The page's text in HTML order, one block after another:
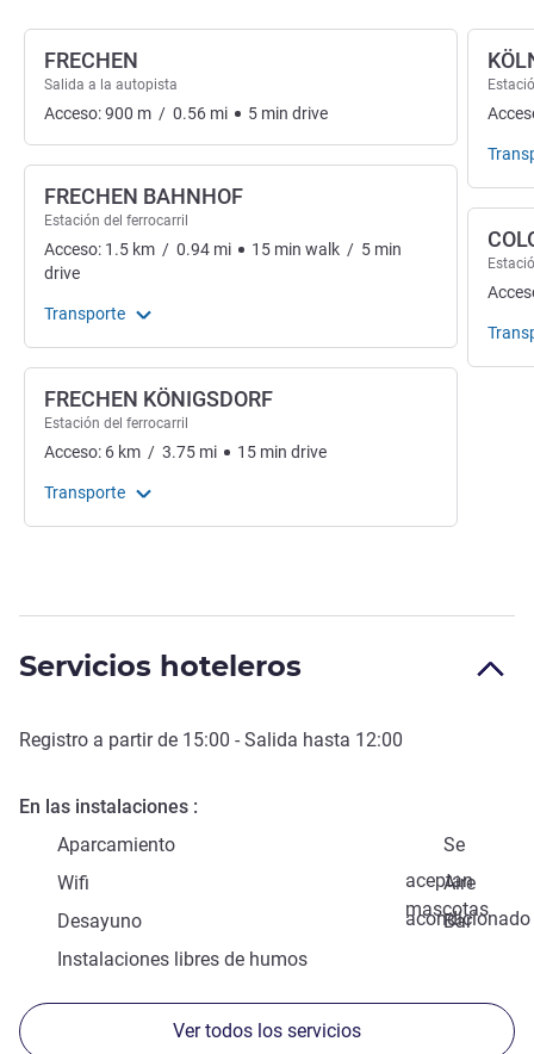
FRECHEN
Salida a la autopista
Acceso:900 m / 0.56 mi 5 min drive
FRECHEN BAHNHOF
Estación del ferrocarril
Acceso: 1.5 km / 0.94 mi 15 min walk / 5 min
drive
Transporte
FRECHEN KÖNIGSDORF
Estación del ferrocarril
Acceso: 6 km / 3.75 mi 15 min drive
Transporte
Servicios hoteleros
Registro a partir de 15:00 - Salida hasta 12:00
En las instalaciones
Aparcamiento
Se
aceptan
mascotas
Wifi
Aire
acondicionado
Desayuno
Bar
Instalaciones libres de humos
Ver todos los servicios